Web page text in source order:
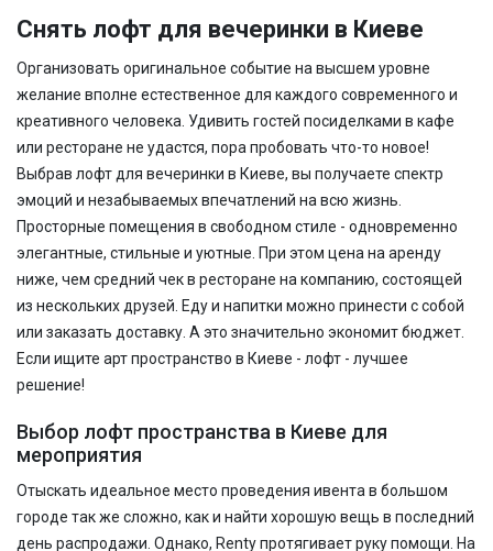
Снять лофт для вечеринки в Киеве
Организовать оригинальное событие на высшем уровне
желание вполне естественное для каждого современного и
креативного человека. Удивить гостей посиделками в кафе
или ресторане не удастся, пора пробовать что-то новое!
Выбрав лофт для вечеринки в Киеве, вы получаете спектр
эмоций и незабываемых впечатлений на всю жизнь.
Просторные помещения в свободном стиле - одновременно
элегантные, стильные и уютные. При этом цена на аренду
ниже, чем средний чек в ресторане на компанию, состоящей
из нескольких друзей. Еду и напитки можно принести с собой
или заказать доставку. А это значительно экономит бюджет.
Если ищите арт пространство в Киеве - лофт - лучшее
решение!
Выбор лофт пространства в Киеве для
мероприятия
Отыскать идеальное место проведения ивента в большом
городе так же сложно, как и найти хорошую вещь в последний
день распродажи. Однако, Renty протягивает руку помощи. На